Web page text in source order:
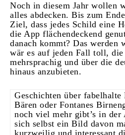
Noch in diesem Jahr wollen
alles abdecken. Bis zum
Ziel, dass jedes Schild eine
die App flächendeckend
danach kommt? Das werden
wär es auf jeden Fall toll, die
mehrsprachig und über die
hinaus anzubieten.
Geschichten über fabelhalte
Bären oder Fontanes
noch viel mehr gibt’s in der
sich selbst ein Bild davon